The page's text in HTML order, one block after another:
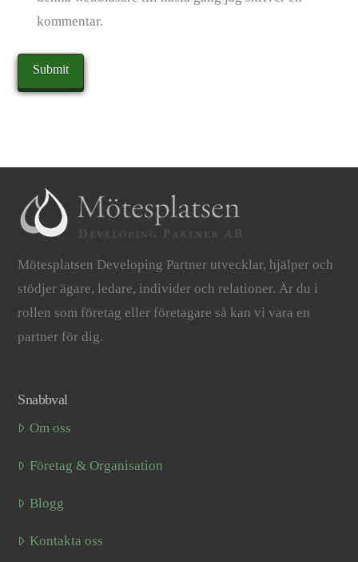
kommentar.
Mötesplatsen Developing Partner utvecklar, hjälper och
stödjer ägare, ledare, individer och relationer. Är du i
rollen som företag eller företagare så kan vi vara en
partner för dig.
Snabbval
Om oss
Företag & Organisation
Blogg
Kontakta oss